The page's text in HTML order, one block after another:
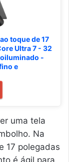
toque de 17
Ultra 7 - 32
-
e
uma tela
Na
17 polegadas
é ágil para